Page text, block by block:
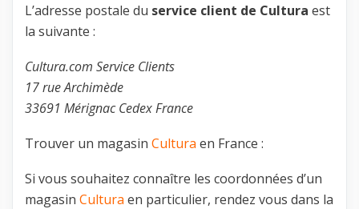
L’adresse postale du service client de Cultura est
la suivante :
Cultura.com Service Clients
17 rue Archimède
33691 Mérignac Cedex France
Trouver un magasin Cultura en France :
Si vous souhaitez connaître les coordonnées d’un
magasin Cultura en particulier, rendez vous dans la